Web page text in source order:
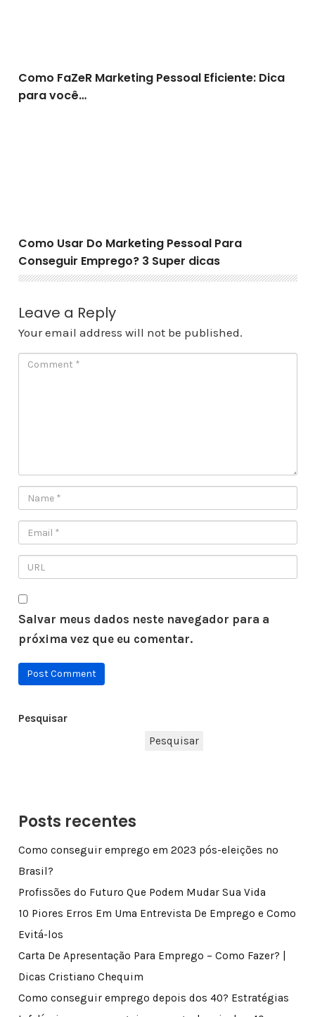
Como FaZeR Marketing Pessoal Eficiente: Dica
para você…
Como Usar Do Marketing Pessoal Para
Conseguir Emprego? 3 Super dicas
Leave a Reply
Your email address will not be published.
Salvar meus dados neste navegador para a
próxima vez que eu comentar.
Pesquisar
Pesquisar
Posts recentes
Como conseguir emprego em 2023 pós-eleições no
Brasil?
Profissões do Futuro Que Podem Mudar Sua Vida
10 Piores Erros Em Uma Entrevista De Emprego e Como
Evitá-los
Carta De Apresentação Para Emprego – Como Fazer? |
Dicas Cristiano Chequim
Como conseguir emprego depois dos 40? Estratégias